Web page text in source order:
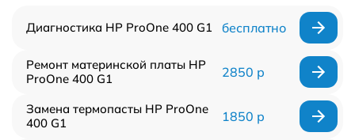
Диагностика HP ProOne 400 G1 бесплатно
Ремонт материнской платы HP
ProOne 400 G1
2850 р
Замена термопасты HP ProOne
400 G1
1850 р